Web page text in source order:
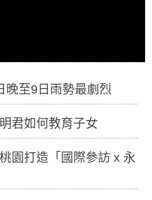
晚至9日雨勢最劇烈
君如何教育子女
園打造「國際參訪 x 永